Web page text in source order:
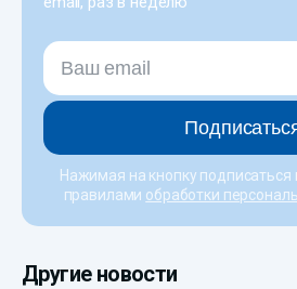
Нажимая на кнопку подписаться
правилами обработки
Другие новости